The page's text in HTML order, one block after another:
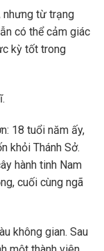
nhưng từ trạng
có thể cảm giác
kỳ tốt trong
18 tuổi năm ấy,
khỏi Thánh Sở.
hành tinh Nam
cuối cùng ngã
không gian. Sau